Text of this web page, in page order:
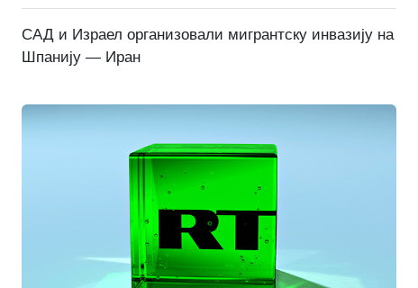
САД и Израел организовали мигрантску инвазију на
Шпанију — Иран